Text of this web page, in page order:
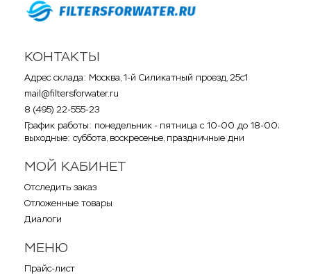
КОНТАКТЫ
Адрес склада: Москва, 1-й Силикатный проезд, 25с1
mail@filtersforwater.ru
8 (495) 22-555-23
График работы: понедельник - пятница с 10-00 до 18-00;
выходные: суббота, воскресенье, праздничные дни
МОЙ КАБИНЕТ
Отследить заказ
Отложенные товары
Диалоги
МЕНЮ
Прайс-лист